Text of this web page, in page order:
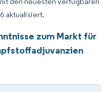
aktualisiert.
zum Markt für